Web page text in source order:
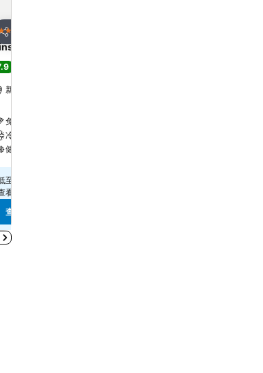
分享
級
Hotel Hsinchu
新竹市區, 距離市中心 1.3 公里
免費 WiFi
冷氣
健身房
看價格
至
看其他
查看價格